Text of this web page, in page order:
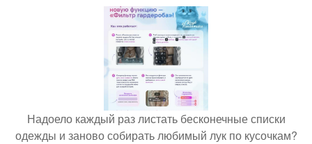
Надоело каждый раз листать бесконечные списки
одежды и заново собирать любимый лук по кусочкам?